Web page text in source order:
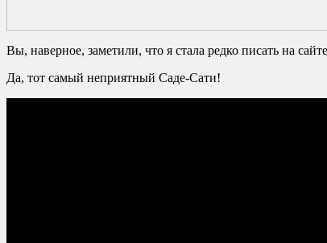
Вы, наверное, заметили, что я стала редко писать на
Да, тот самый неприятный Саде-Сати!